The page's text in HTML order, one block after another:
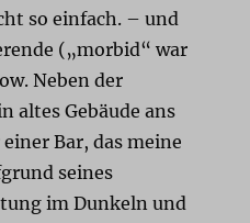
so einfach. – und
(„morbid“ war
Neben der
altes Gebäude ans
Bar, das meine
seines
im Dunkeln und